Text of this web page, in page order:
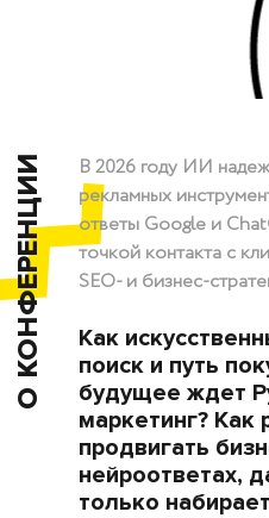
О КОНФЕРЕНЦИИ
В 2026 году ИИ
рекламных
ответы Google и
точкой контакта с
SEO- и бизнес-
Как
поиск и путь
будущее ждет
маркетинг? Как
продвигать
нейроответах,
только